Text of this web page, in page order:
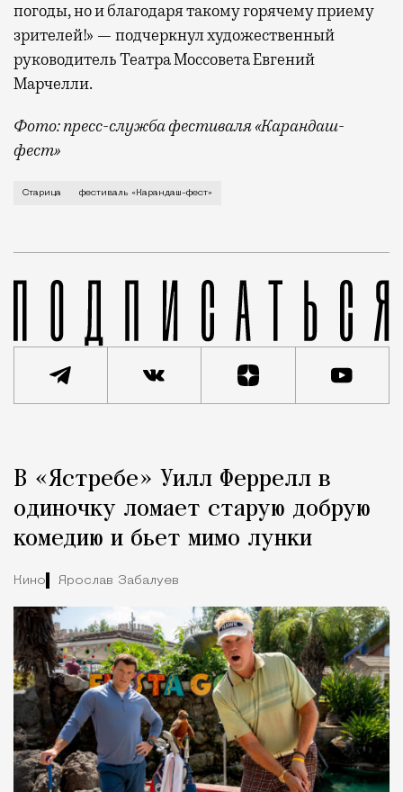
погоды, но и благодаря такому горячему приему
зрителей!» — подчеркнул художественный
руководитель Театра Моссовета Евгений
Марчелли.
Фото: пресс-служба фестиваля «Карандаш-
фест»
В минувший уикенд маленькая Старица в
Старица фестиваль «Карандаш-фест»
Город
В «Ястребе» Уилл Феррелл в
одиночку ломает старую добрую
комедию и бьет мимо лунки
Кино Ярослав Забалуев